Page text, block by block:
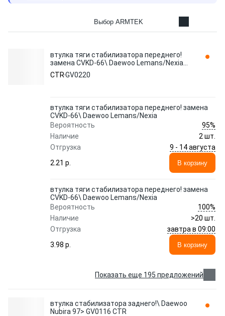
Выбор ARMTEK
втулка тяги стабилизатора переднего!
замена CVKD-66\ Daewoo Lemans/Nexia
GV0220 CTR
CTRGV0220
втулка тяги стабилизатора переднего! замена
CVKD-66\ Daewoo Lemans/Nexia
Вероятность
95%
Наличие
2 шт.
Отгрузка
9 - 14 августа
2.21 p.
В корзину
втулка тяги стабилизатора переднего! замена
CVKD-66\ Daewoo Lemans/Nexia
Вероятность
100%
Наличие
>20 шт.
Отгрузка
завтра в 09:00
3.98 p.
В корзину
Показать еще 195 предложений
втулка стабилизатора заднего!\ Daewoo
Nubira 97> GV0116 CTR